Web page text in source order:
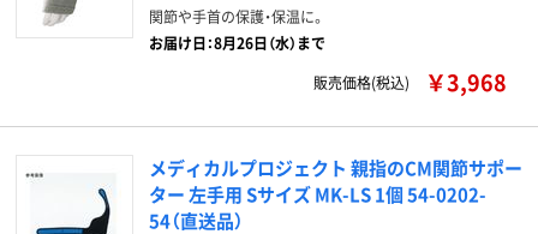
関節や手首の保護・保温に。
お届け日：8月26日（水）まで
販売価格(税込)
￥3,968
メディカルプロジェクト 親指のCM関節サポー
ター 左手用 Sサイズ MK-LS 1個 54-0202-
54（直送品）